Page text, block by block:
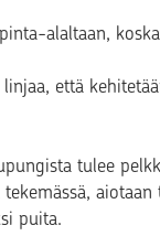
alaltaan,
että
tulee
puita.